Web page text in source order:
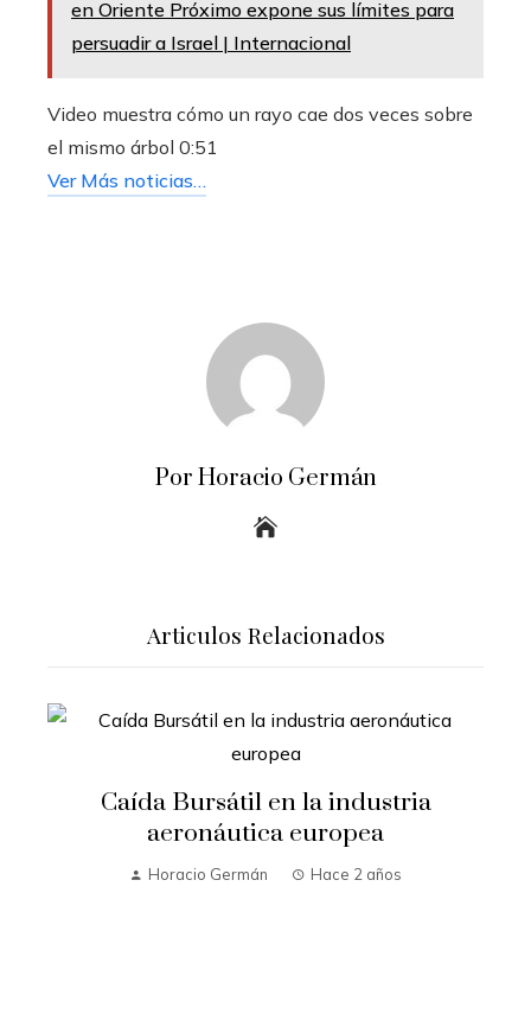
en Oriente Próximo expone sus límites para
persuadir a Israel | Internacional
Video muestra cómo un rayo cae dos veces sobre
el mismo árbol 0:51
Ver Más noticias…
Por Horacio Germán
Articulos Relacionados
Caída Bursátil en la industria
aeronáutica europea
Horacio Germán Hace 2 años